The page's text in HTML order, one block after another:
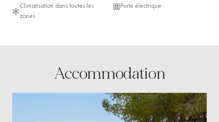
Climatisation dans toutes les
zones
Porte électrique
Accommodation